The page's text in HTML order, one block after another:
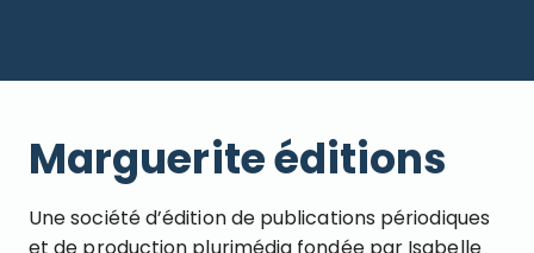
Marguerite éditions
Une société d’édition de publications périodiques